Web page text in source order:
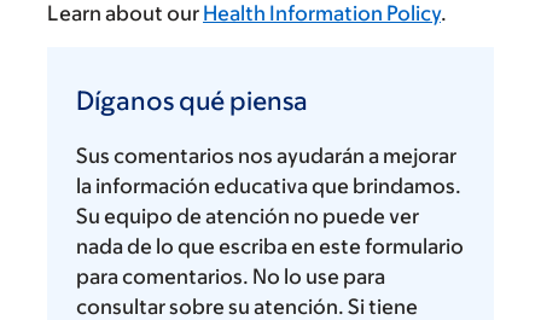
Learn about our Health Information Policy.
qué
piensa
Díganos qué piensa
Sus comentarios nos ayudarán a mejorar
la información educativa que brindamos.
Su equipo de atención no puede ver
nada de lo que escriba en este formulario
para comentarios. No lo use para
consultar sobre su atención. Si tiene